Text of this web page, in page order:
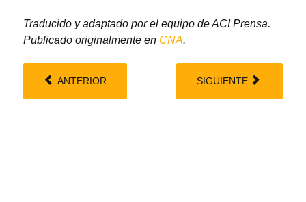
Traducido y adaptado por el equipo de ACI Prensa.
Publicado originalmente en CNA.
ANTERIOR SIGUIENTE